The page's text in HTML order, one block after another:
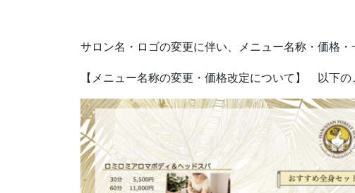
サロン名・ロゴの変更に伴い、メニュー名称・価格・
【メニュー名称の変更・価格改定について】 以下の